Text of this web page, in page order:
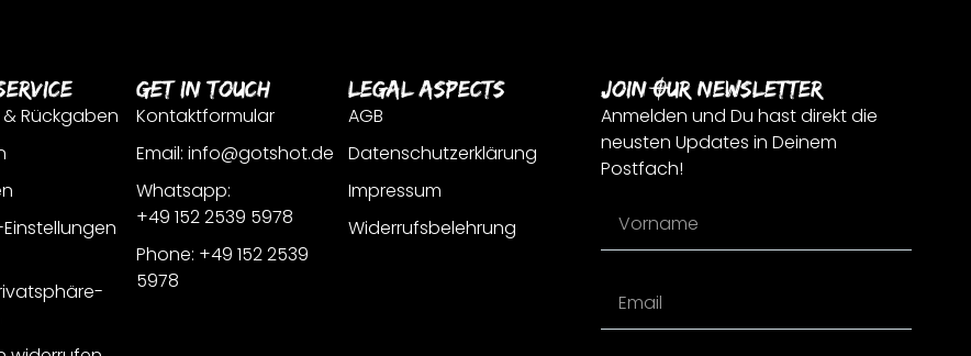
Rückgaben
Get In Touch
Kontaktformular
Email: info@gotshot.de
Whatsapp:
+49 152 2539 5978
Phone: +49 152 2539
5978
Legal Aspects
AGB
Datenschutzerklärung
Impressum
Widerrufsbelehrung
Join Our Newsletter
Anmelden und Du hast direkt die
neusten Updates in Deinem
Postfach!